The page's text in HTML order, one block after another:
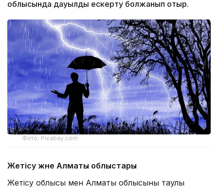
облысында дауылды ескерту болжанып отыр.
Фото: Pixabay.com
Жетісу және Алматы облыстары
Жетісу облысы мен Алматы облысының таулы